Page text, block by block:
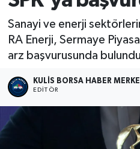
Sanayi ve enerji
RA Enerji, Sermaye
arz başvurusunda
KULIS BORSA HABER
EDITÖR
Halka Arzlar
Ekonomi
Tüm Manşetler
Son Dakika Haberleri
Haber Arşivi